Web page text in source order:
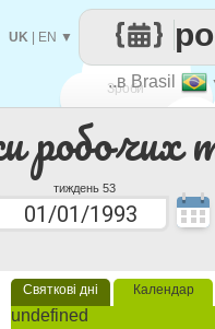
робочих
тиждень 53
Святкові дні Календар
undefined
Зроби
..в Brasil
UK EN ▼